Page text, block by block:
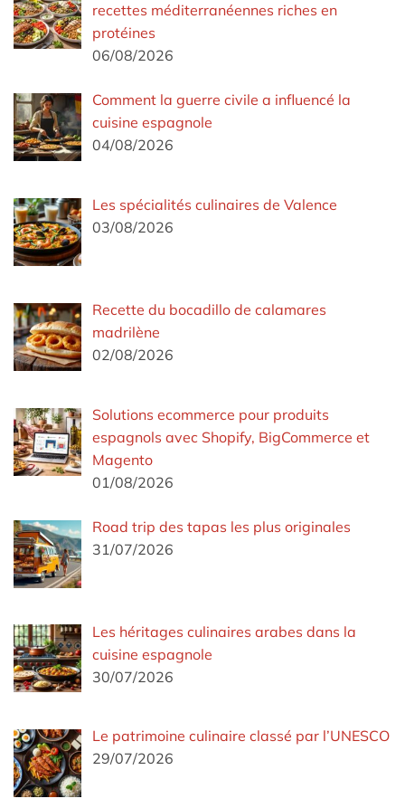
recettes méditerranéennes riches en
protéines
06/08/2026
Comment la guerre civile a influencé la
cuisine espagnole
04/08/2026
Les spécialités culinaires de Valence
03/08/2026
Recette du bocadillo de calamares
madrilène
02/08/2026
Solutions ecommerce pour produits
espagnols avec Shopify, BigCommerce et
Magento
01/08/2026
Road trip des tapas les plus originales
31/07/2026
Les héritages culinaires arabes dans la
cuisine espagnole
30/07/2026
Le patrimoine culinaire classé par l’UNESCO
29/07/2026